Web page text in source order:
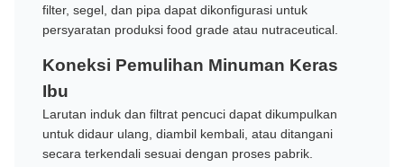
filter, segel, dan pipa dapat dikonfigurasi untuk
persyaratan produksi food grade atau nutraceutical.
Koneksi Pemulihan Minuman Keras
Ibu
Larutan induk dan filtrat pencuci dapat dikumpulkan
untuk didaur ulang, diambil kembali, atau ditangani
secara terkendali sesuai dengan proses pabrik.